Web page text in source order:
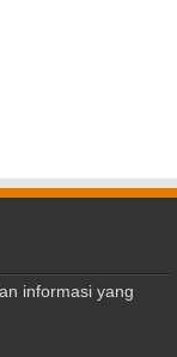
informasi yang